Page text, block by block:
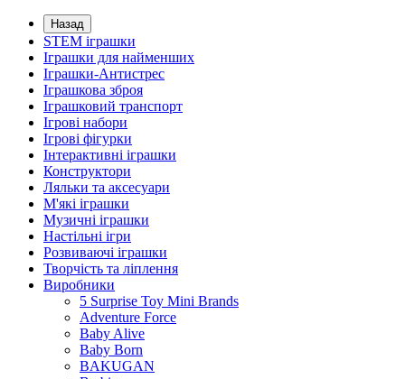
Назад
STEM іграшки
Іграшки для найменших
Іграшки-Антистрес
Іграшкова зброя
Іграшковий транспорт
Ігрові набори
Ігрові фігурки
Інтерактивні іграшки
Конструктори
Ляльки та аксесуари
М'які іграшки
Музичні іграшки
Настільні iгри
Розвиваючі іграшки
Творчість та ліплення
Виробники
5 Surprise Toy Mini Brands
Adventure Force
Baby Alive
Baby Born
BAKUGAN